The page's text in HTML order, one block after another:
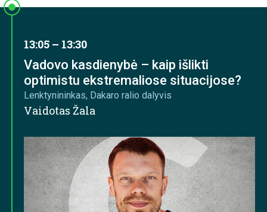
13:05 – 13:30
Vadovo kasdienybė – kaip išlikti
optimistu ekstremaliose situacijose?
Lenktynininkas, Dakaro ralio dalyvis
Vaidotas Žala